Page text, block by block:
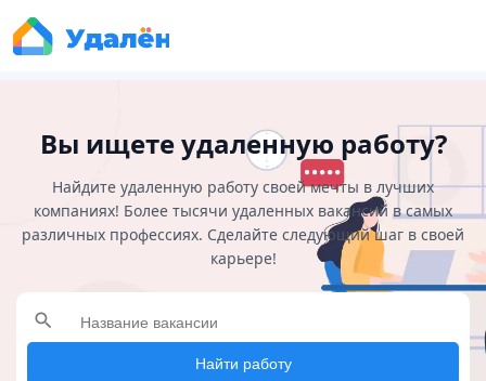
Вы ищете удаленную работу?
Найдите удаленную работу своей мечты в лучших
компаниях! Более тысячи удаленных вакансий в самых
различных профессиях. Сделайте следующий шаг в своей
карьере!
search
Найти работу